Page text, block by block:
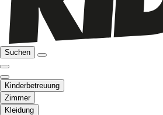
Suchen
Kinderbetreuung
Zimmer
Kleidung